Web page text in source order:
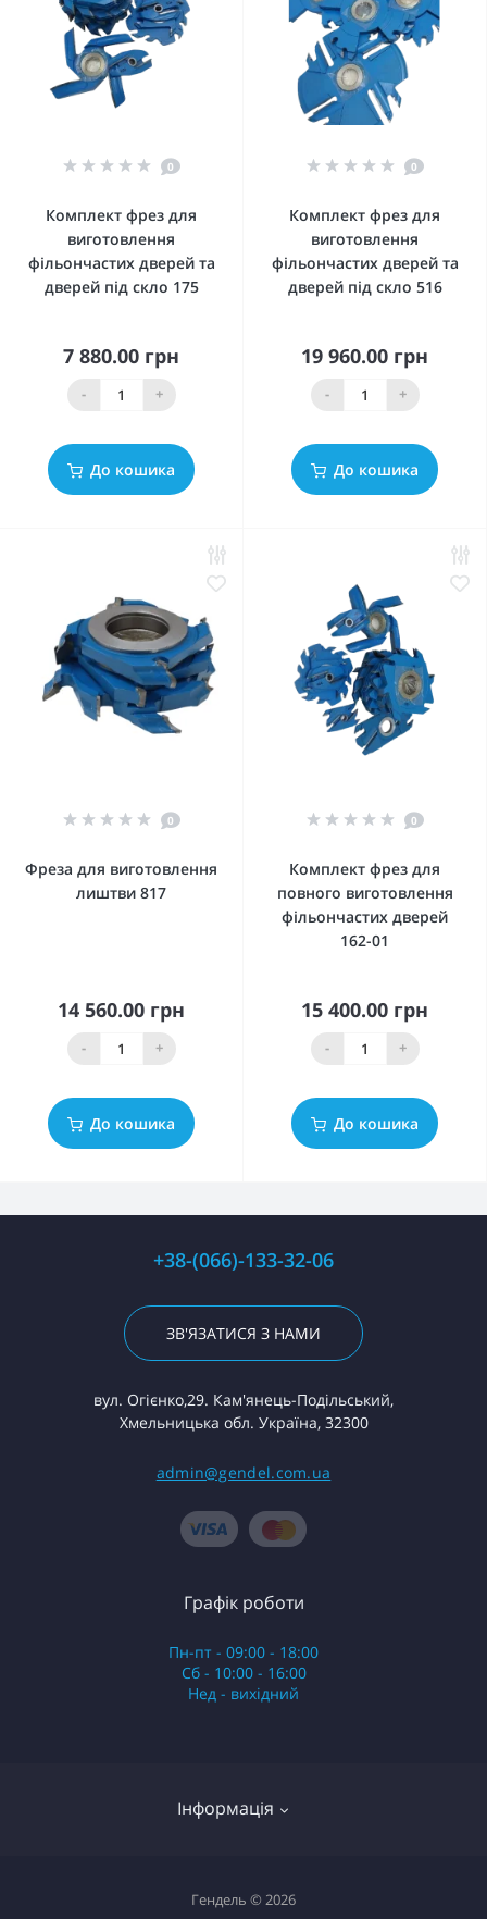
0
Комплект фрез для
виготовлення
фільончастих дверей та
дверей під скло 175
7 880.00 грн
- +
До кошика
0
Комплект фрез для
виготовлення
фільончастих дверей та
дверей під скло 516
19 960.00 грн
- +
До кошика
0
Фреза для виготовлення
лиштви 817
14 560.00 грн
- +
До кошика
0
Комплект фрез для
повного виготовлення
фільончастих дверей
162-01
15 400.00 грн
- +
До кошика
+38-(066)-133-32-06
ЗВ'ЯЗАТИСЯ З НАМИ
вул. Огієнко,29. Кам'янець-Подільський,
Хмельницька обл. Україна, 32300
admin@gendel.com.ua
Інформація
Обмін та повернення
Графік роботи
Пн-пт - 09:00 - 18:00
Сб - 10:00 - 16:00
Нед - вихідний
Гендель © 2026